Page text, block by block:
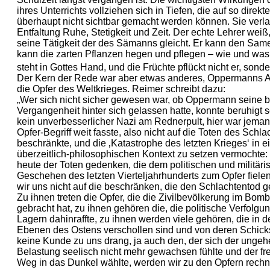
ihres Unterrichts vollziehen sich in Tiefen, die auf so
überhaupt nicht sichtbar gemacht werden können. Sie
Entfaltung Ruhe, Stetigkeit und Zeit. Der echte Lehrer
seine Tätigkeit der des Sämanns gleicht. Er kann den
kann die zarten Pflanzen hegen und pflegen – wie und
steht in Gottes Hand, und die Früchte pflückt nicht er,
Der Kern der Rede war aber etwas anderes, Oppermanns
die Opfer des Weltkrieges. Reimer schreibt dazu:
„Wer sich nicht sicher gewesen war, ob Oppermann seine
Vergangenheit hinter sich gelassen hatte, konnte beruhigt
kein unverbesserlicher Nazi am Rednerpult, hier war
Opfer-Begriff weit fasste, also nicht auf die Toten des
beschränkte, und die ‚Katastrophe des letzten Krieges‘ in
überzeitlich-philosophischen Kontext zu setzen vermochte:
heute der Toten gedenken, die dem politischen und
Geschehen des letzten Vierteljahrhunderts zum Opfer
wir uns nicht auf die beschränken, die den Schlachtentod
Zu ihnen treten die Opfer, die die Zivilbevölkerung im
gebracht hat, zu ihnen gehören die, die politische
Lagern dahinraffte, zu ihnen werden viele gehören, die in
Ebenen des Ostens verschollen sind und von deren
keine Kunde zu uns drang, ja auch den, der sich der
Belastung seelisch nicht mehr gewachsen fühlte und der
Weg in das Dunkel wählte, werden wir zu den Opfern